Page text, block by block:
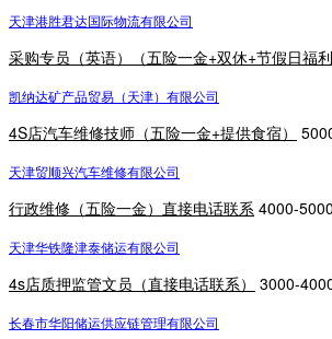
天津港胜君达国际物流有限公司
采购专员（英语）（五险一金+双休+节假日福利
凯纳达矿产品贸易（天津）有限公司
4S店汽车维修技师（五险一金+提供食宿）
天津贸顺兴汽车维修有限公司
行政维修（五险一金）直接电话联系 4000-
天津华铁隆津泰储运有限公司
4s店质押监管文员（直接电话联系） 3000-
长春市华阳储运供应链管理有限公司